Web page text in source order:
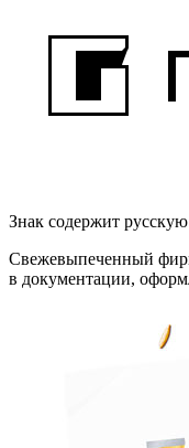
Знак содержит
Свежевыпеченный
в документации,